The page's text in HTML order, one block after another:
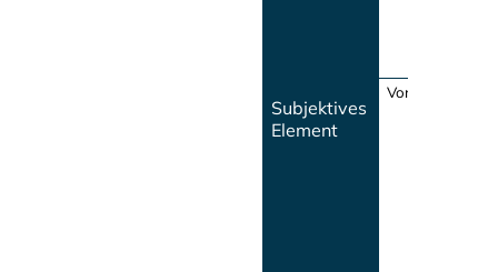
Subjektives
Element
Vorsatz